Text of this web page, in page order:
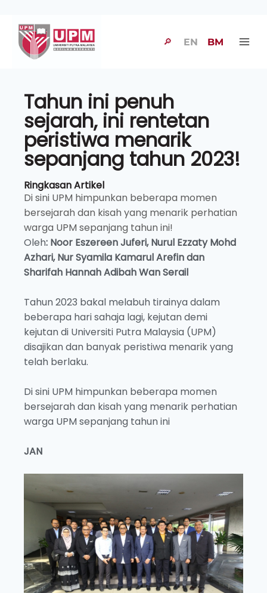
🔎 EN BM
Tahun ini penuh
sejarah, ini rentetan
peristiwa menarik
sepanjang tahun 2023!
Ringkasan Artikel
Di sini UPM himpunkan beberapa momen
bersejarah dan kisah yang menarik perhatian
warga UPM sepanjang tahun ini!
Oleh: Noor EszereenJuferi,Nurul EzzatyMohd
Azhari, Nur Syamila Kamarul Arefin dan
Sharifah HannahAdibah Wan Serail
Tahun 2023 bakal melabuh tirainya dalam
beberapa hari sahaja lagi, kejutan demi
kejutan di Universiti Putra Malaysia (UPM)
disajikan dan banyak peristiwa menarik yang
telah berlaku.
Di sini UPM himpunkan beberapa momen
bersejarah dan kisah yang menarik perhatian
warga UPM sepanjang tahun ini
JAN